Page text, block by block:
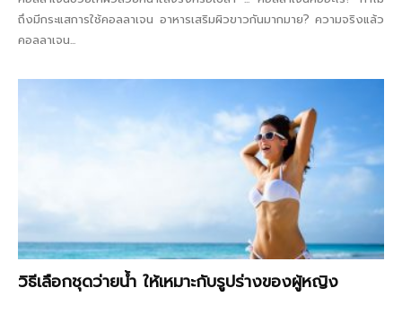
ถึงมีกระแสการใช้คอลลาเจน อาหารเสริมผิวขาวกันมากมาย? ความจริงแล้ว
คอลลาเจน...
วิธีเลือกชุดว่ายน้ำ ให้เหมาะกับรูปร่างของผู้หญิง